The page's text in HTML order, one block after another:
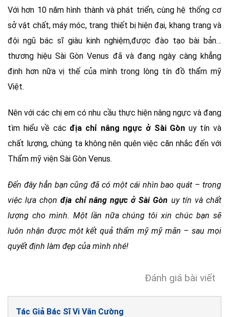
Với hơn 10 năm hình thành và phát triển, cùng hệ thống cơ
sở vật chất, máy móc, trang thiết bị hiện đại, khang trang và
đội ngũ bác sĩ giàu kinh nghiệm,được đào tạo bài bản…
thương hiệu Sài Gòn Venus đã và đang ngày càng khẳng
định hơn nữa vị thế của mình trong lòng tín đồ thẩm mỹ
Việt.
Nên với các chị em có nhu cầu thực hiện nâng ngực và đang
tìm hiểu về các địa chỉ nâng ngực ở Sài Gòn uy tín và
chất lượng, chúng ta không nên quên việc căn nhắc đến với
Thẩm mỹ viện Sài Gòn Venus.
Đến đây hẳn bạn cũng đã có một cái nhìn bao quát – trong
việc lựa chọnđịa chỉ nâng ngực ở Sài Gòn uy tín và chất
lượng cho mình. Một lần nữa chúng tôi xin chúc bạn sẽ
luôn nhận được một kết quả thẩm mỹ mỹ mãn – sau mọi
quyết định làm đẹp của mình nhé!
Đánh giá bài viết
Tác Giả Bác Sĩ Vi Văn Cường